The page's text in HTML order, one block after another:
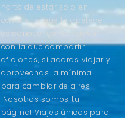
harto de estar solo en
casa, si lo que te apetece
es conocer gente nueva
con la que compartir
aficiones, si adoras viajar y
aprovechas la mínima
para cambiar de aires
¡Nosotros somos tu
página! Viajes únicos para